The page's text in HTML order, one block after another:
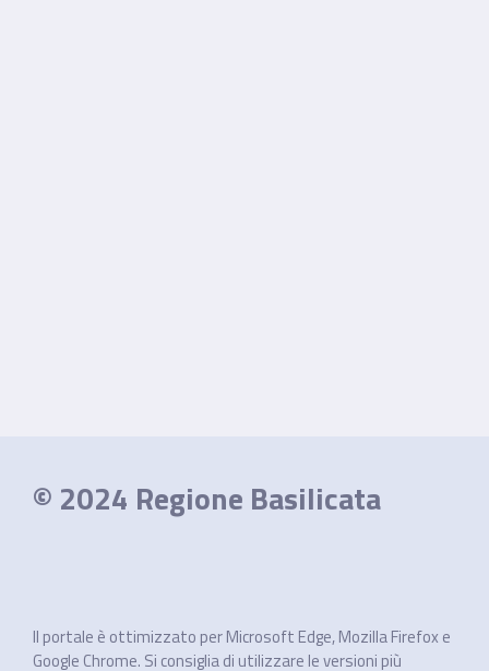
© 2024 Regione Basilicata
Il portale è ottimizzato per Microsoft Edge, Mozilla Firefox e
Google Chrome. Si consiglia di utilizzare le versioni più